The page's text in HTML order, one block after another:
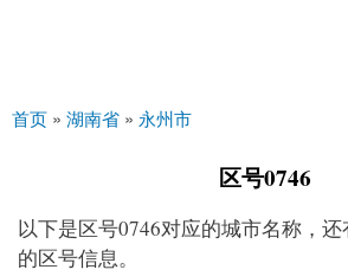
你在这里
首页 » 湖南省 » 永州市
区号0746
以下是区号0746对应的城市名称，
的区号信息。